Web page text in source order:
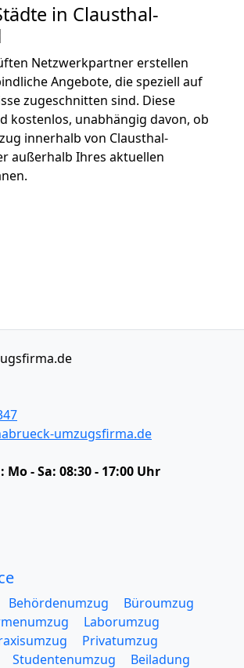
in Clausthal-
Netzwerkpartner erstellen
Angebote, die speziell auf
zugeschnitten sind. Diese
kostenlos, unabhängig davon, ob
innerhalb von Clausthal-
außerhalb Ihres aktuellen
umzugsfirma.de
Mo - Sa: 08:30 - 17:00 Uhr
Behördenumzug
Büroumzug
Laborumzug
Privatumzug
Studentenumzug
Beiladung